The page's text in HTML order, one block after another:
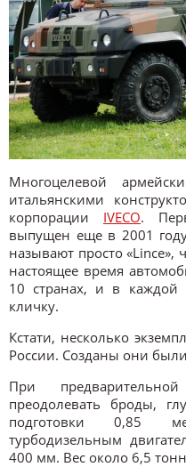
Многоцелевой
итальянскими
корпорации IVECO.
выпущен еще в 2001
называют просто «Lince»,
настоящее время
10 странах, и в каждой
кличку.
Кстати, несколько
России. Созданы они
При
преодолевать броды,
подготовки 0,85
турбодизельным
400 мм. Вес около 6,5